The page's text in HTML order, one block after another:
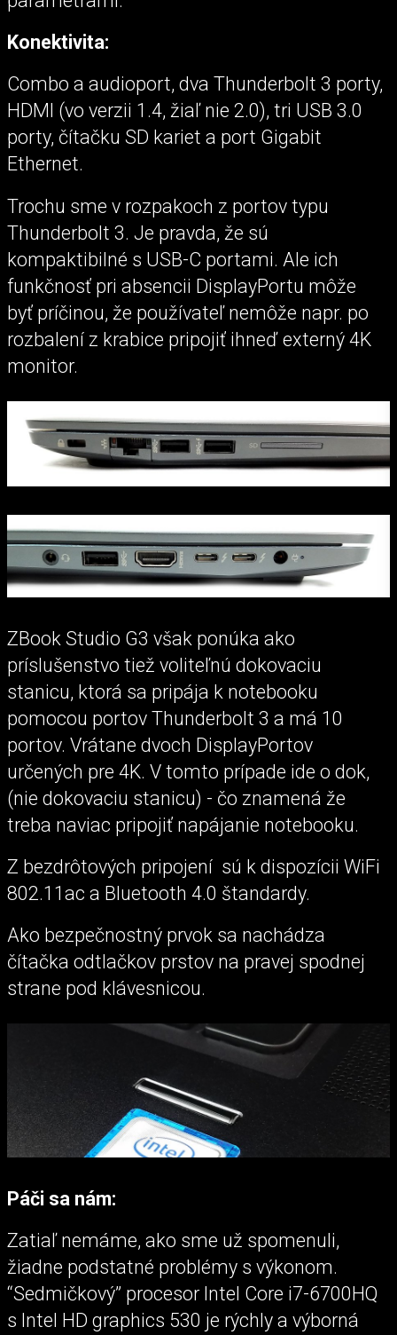
Konektivita:
Combo a audioport, dva Thunderbolt 3 porty,
HDMI (vo verzii 1.4, žiaľ nie 2.0), tri USB 3.0
porty, čítačku SD kariet a port Gigabit
Ethernet.
Trochu sme v rozpakoch z portov typu
Thunderbolt 3. Je pravda, že sú
kompaktibilné s USB-C portami. Ale ich
funkčnosť pri absencii DisplayPortu môže
byť príčinou, že používateľ nemôže napr. po
rozbalení z krabice pripojiť ihneď externý 4K
monitor.
ZBook Studio G3 však ponúka ako
príslušenstvo tiež voliteľnú dokovaciu
stanicu, ktorá sa pripája k notebooku
pomocou portov Thunderbolt 3 a má 10
portov. Vrátane dvoch DisplayPortov
určených pre 4K. V tomto prípade ide o dok,
(nie dokovaciu stanicu) - čo znamená že
treba naviac pripojiť napájanie notebooku.
Z bezdrôtových pripojení sú k dispozícii WiFi
802.11ac a Bluetooth 4.0 štandardy.
Ako bezpečnostný prvok sa nachádza
čítačka odtlačkov prstov na pravej spodnej
strane pod klávesnicou.
Páči sa nám:
Zatiaľ nemáme, ako sme už spomenuli,
žiadne podstatné problémy s výkonom.
“Sedmičkový” procesor Intel Core i7-6700HQ
s Intel HD graphics 530 je rýchly a výborná